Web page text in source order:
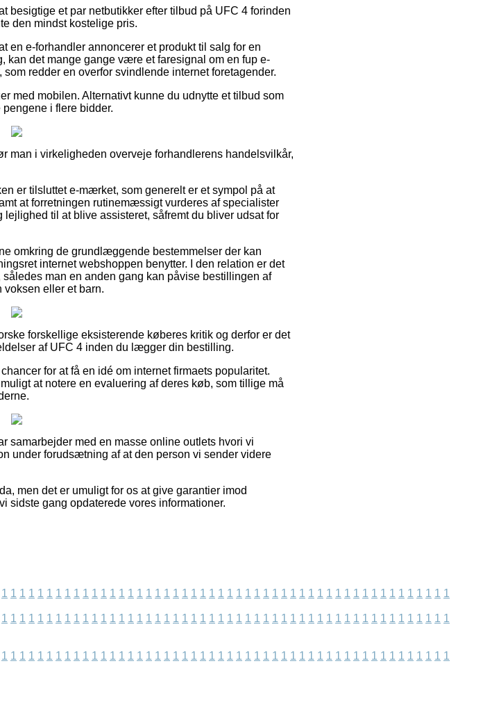
besigtige et par netbutikker efter tilbud på UFC 4 forinden
den mindst kostelige pris.
en e-forhandler annoncerer et produkt til salg for en
kan det mange gange være et faresignal om en fup e-
redder en overfor svindlende internet foretagender.
med mobilen. Alternativt kunne du udnytte et tilbud som
i flere bidder.
man i virkeligheden overveje forhandlerens handelsvilkår,
er tilsluttet e-mærket, som generelt er et sympol på at
at forretningen rutinemæssigt vurderes af specialister
til at blive assisteret, såfremt du bliver udsat for
omkring de grundlæggende bestemmelser der kan
internet webshoppen benytter. I den relation er det
man en anden gang kan påvise bestillingen af
eller et barn.
forskellige eksisterende køberes kritik og derfor er det
af UFC 4 inden du lægger din bestilling.
for at få en idé om internet firmaets popularitet.
at notere en evaluering af deres køb, som tillige må
samarbejder med en masse online outlets hvori vi
under forudsætning af at den person vi sender videre
men det er umuligt for os at give garantier imod
sidste gang opdaterede vores informationer.
1 1 1 1 1 1 1 1 1 1 1 1 1 1 1 1 1 1 1 1 1 1 1 1 1 1 1 1 1 1 1 1 1 1 1 1 1 1 1 1 1 1 1 1 1 1 1 1 1 1
1 1 1 1 1 1 1 1 1 1 1 1 1 1 1 1 1 1 1 1 1 1 1 1 1 1 1 1 1 1 1 1 1 1 1 1 1 1 1 1 1 1 1 1 1 1 1 1 1 1
1 1 1 1 1 1 1 1 1 1 1 1 1 1 1 1 1 1 1 1 1 1 1 1 1 1 1 1 1 1 1 1 1 1 1 1 1 1 1 1 1 1 1 1 1 1 1 1 1 1